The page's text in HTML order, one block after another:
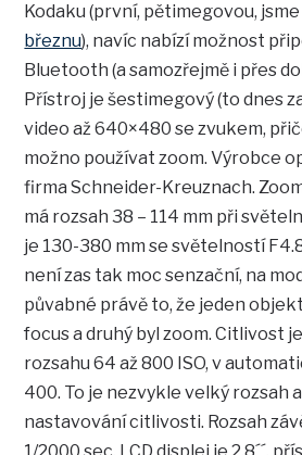
Kodaku (první, pětimegovou,
březnu), navíc nabízí možnost
Bluetooth (a samozřejmě i přes
Přístroj je šestimegový (to dnes
video až 640×480 se zvukem,
možno používat zoom. Výrobce
firma Schneider-Kreuznach.
má rozsah 38 – 114 mm při
je 130-380 mm se světelností
není zas tak moc senzační, na
půvabné právě to, že jeden
focus a druhý byl zoom. Citlivost
rozsahu 64 až 800 ISO, v
400. To je nezvykle velký rozsah
nastavování citlivosti. Rozsah